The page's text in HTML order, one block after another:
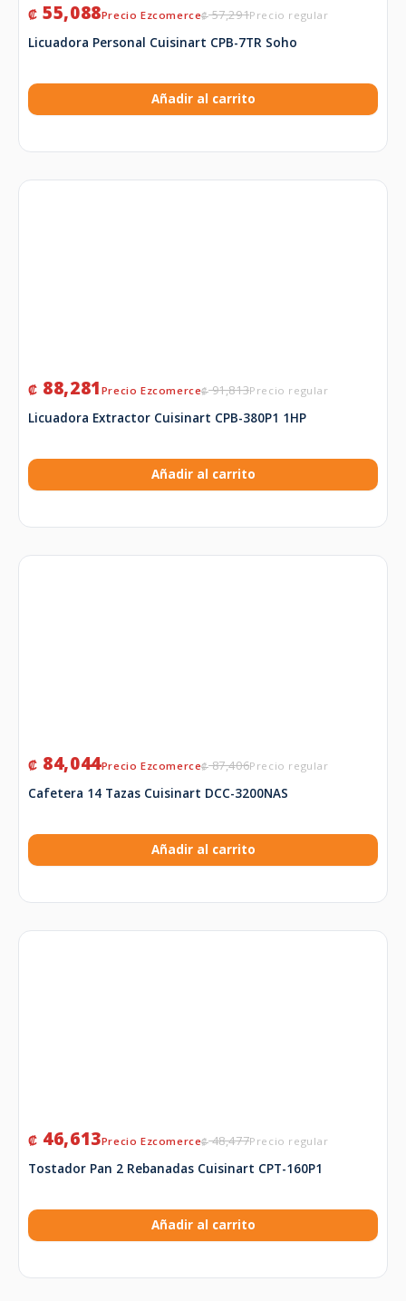
₡57,291
₡ 55,088
Licuadora Personal Cuisinart CPB-7TR Soho
Añadir al carrito
₡91,813
₡ 88,281
Licuadora Extractor Cuisinart CPB-380P1 1HP
Añadir al carrito
₡87,406
₡ 84,044
Cafetera 14 Tazas Cuisinart DCC-3200NAS
Añadir al carrito
₡48,477
₡ 46,613
Tostador Pan 2 Rebanadas Cuisinart CPT-160P1
Añadir al carrito